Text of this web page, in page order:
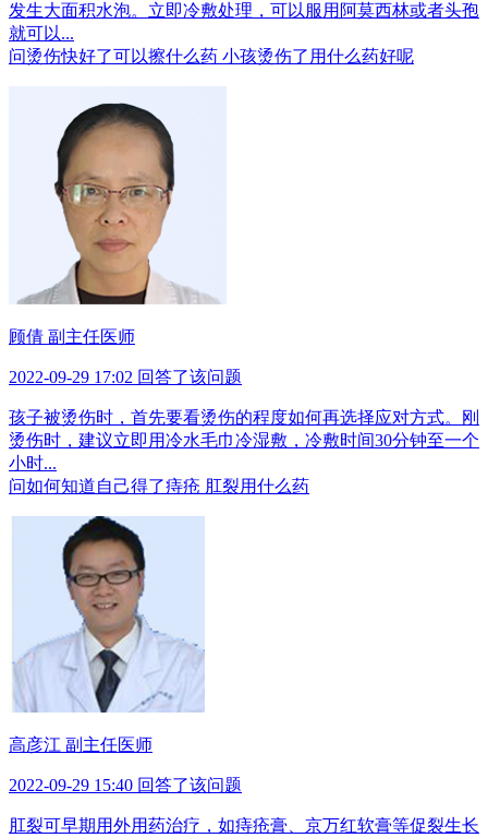
发生大面积水泡。立即冷敷处理，可以服用阿莫西林或者头孢
就可以...
问烫伤快好了可以擦什么药 小孩烫伤了用什么药好呢
顾倩 副主任医师
2022-09-29 17:02 回答了该问题
孩子被烫伤时，首先要看烫伤的程度如何再选择应对方式。刚
烫伤时，建议立即用冷水毛巾冷湿敷，冷敷时间30分钟至一个
小时...
问如何知道自己得了痔疮 肛裂用什么药
高彦江 副主任医师
2022-09-29 15:40 回答了该问题
肛裂可早期用外用药治疗，如痔疮膏、京万红软膏等促裂生长